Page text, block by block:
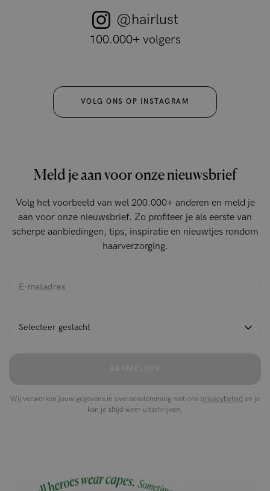
100.000+ volgers
@hairlust
VOLG ONS OP INSTAGRAM
Meld je aan voor onze nieuwsbrief
Volg het voorbeeld van wel 200.000+ anderen en meld je
aan voor onze nieuwsbrief. Zo profiteer je als eerste van
scherpe aanbiedingen, tips, inspiratie en nieuwtjes rondom
haarverzorging.
Wij verwerken jouw gegevens in overeenstemming met ons privacybeleid en je
kan je altijd weer uitschrijven.